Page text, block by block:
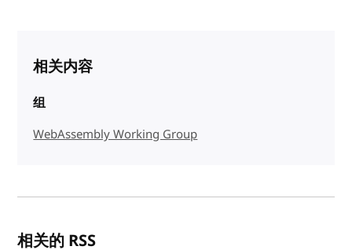
相关内容
组
WebAssembly Working Group
相关的 RSS